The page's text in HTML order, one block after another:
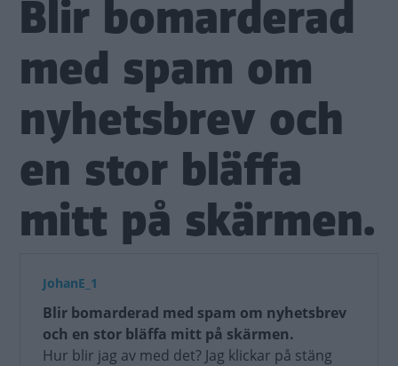
Blir bomarderad
med spam om
nyhetsbrev och
en stor bläffa
mitt på skärmen.
JohanE_1
Blir bomarderad med spam om nyhetsbrev
och en stor bläffa mitt på skärmen.
Hur blir jag av med det? Jag klickar på stäng